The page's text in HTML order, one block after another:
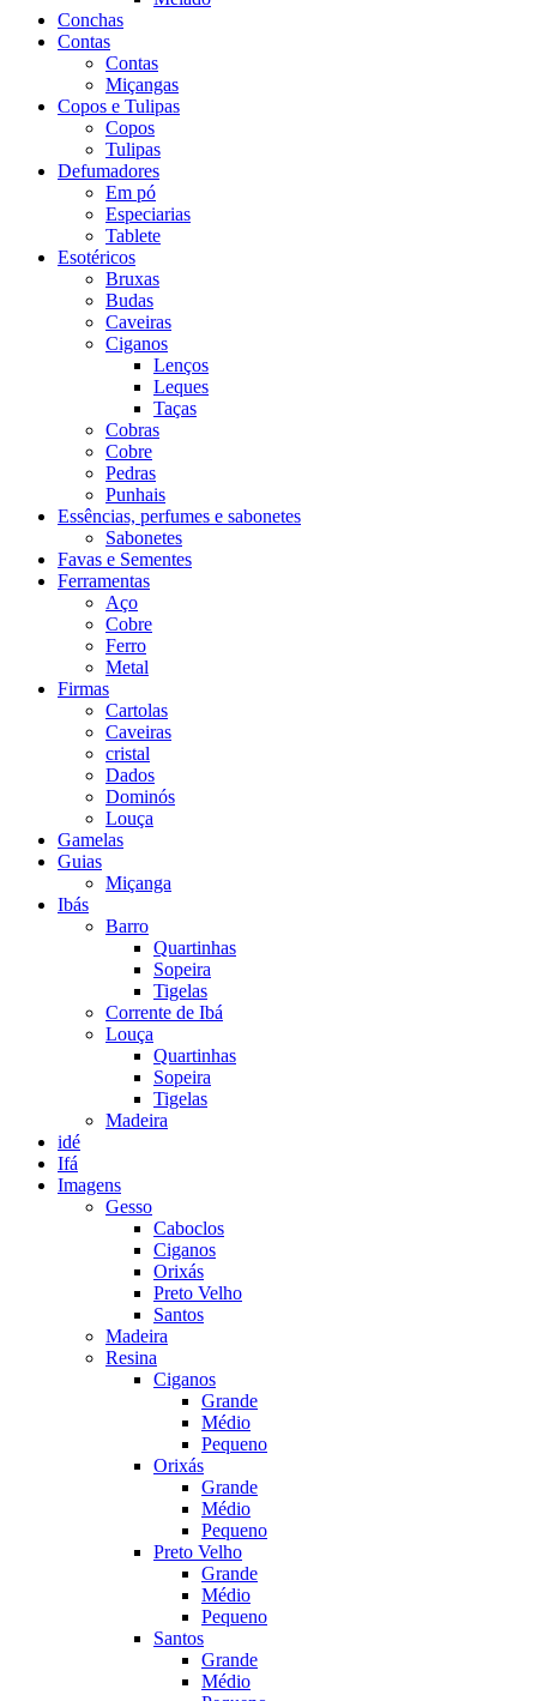
Conchas
Contas
Contas
Miçangas
Copos e Tulipas
Copos
Tulipas
Defumadores
Em pó
Especiarias
Tablete
Esotéricos
Bruxas
Budas
Caveiras
Ciganos
Lenços
Leques
Taças
Cobras
Cobre
Pedras
Punhais
Essências, perfumes e sabonetes
Sabonetes
Favas e Sementes
Ferramentas
Aço
Cobre
Ferro
Metal
Firmas
Cartolas
Caveiras
cristal
Dados
Dominós
Louça
Gamelas
Guias
Miçanga
Ibás
Barro
Quartinhas
Sopeira
Tigelas
Corrente de Ibá
Louça
Quartinhas
Sopeira
Tigelas
Madeira
idé
Ifá
Imagens
Gesso
Caboclos
Ciganos
Orixás
Preto Velho
Santos
Madeira
Resina
Ciganos
Grande
Médio
Pequeno
Orixás
Grande
Médio
Pequeno
Preto Velho
Grande
Médio
Pequeno
Santos
Grande
Médio